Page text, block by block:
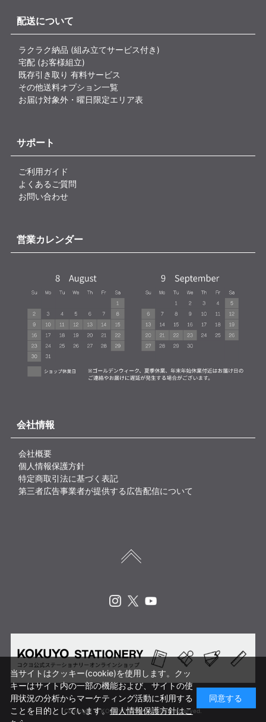
配送について
ラクラク納品 (組み立てサービス付き)
宅配 (お客様組立)
既存引き取り 有料サービス
その他送料オプション一覧
お届け対象外・曜日限定エリア表
サポート
ご利用ガイド
よくあるご質問
お問い合わせ
営業カレンダー
会社情報
会社概要
個人情報保護方針
特定商取引法に基づく表記
第三者広告事業者が提供する広告配信について
Copyright © KOKUYO CORP. All rights reserved.
当サイトはクッキー(cookie)を使用します。クッ
キーはサイト内の一部の機能および、サイトの使
用状況の分析からマーケティング活動に利用する
ことを目的としています。個人情報保護方針はこ
同意する